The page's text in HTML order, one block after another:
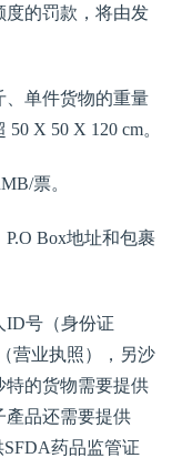
度的罚款，将由发
、单件货物的重量
X 50 X 120 cm。
票。
Box地址和包裹
ID号（身份证
营业执照），另沙
特的货物需要提供
產品还需要提供
药品监管证